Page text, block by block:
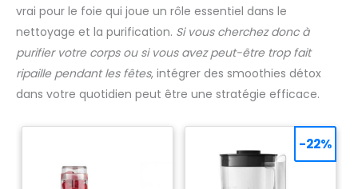
vrai pour le foie qui joue un rôle essentiel dans le
nettoyage et la purification. Si vous cherchez donc à
purifier votre corps ou si vous avez peut-être trop fait
ripaille pendant les fêtes, intégrer des smoothies détox
dans votre quotidien peut être une stratégie efficace.
-22%